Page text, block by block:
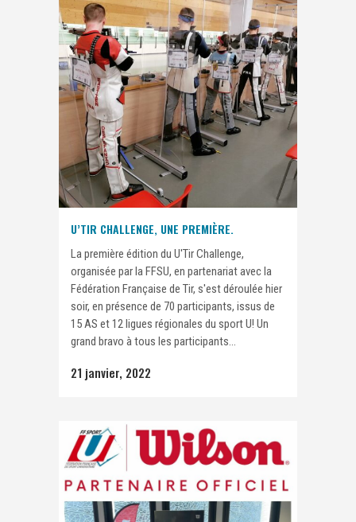
U’TIR CHALLENGE, UNE PREMIÈRE.
La première édition du U'Tir Challenge,
organisée par la FFSU, en partenariat avec la
Fédération Française de Tir, s'est déroulée hier
soir, en présence de 70 participants, issus de
15 AS et 12 ligues régionales du sport U! Un
grand bravo à tous les participants...
21 janvier, 2022